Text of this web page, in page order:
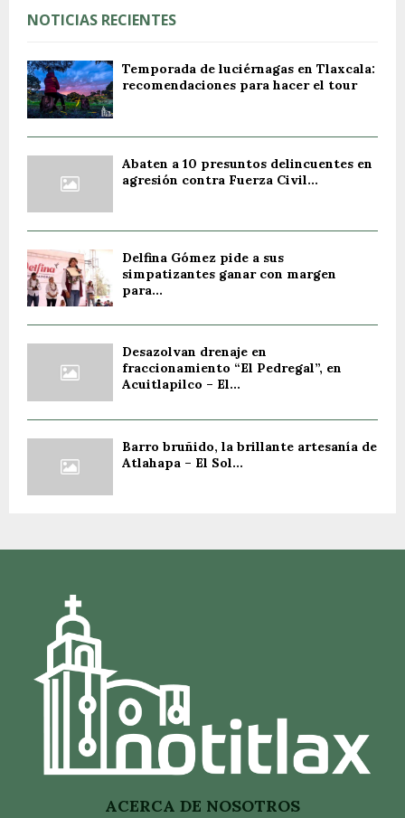
NOTICIAS RECIENTES
Temporada de luciérnagas en Tlaxcala:
recomendaciones para hacer el tour
Abaten a 10 presuntos delincuentes en
agresión contra Fuerza Civil...
Delfina Gómez pide a sus
simpatizantes ganar con margen
para...
Desazolvan drenaje en
fraccionamiento “El Pedregal”, en
Acuitlapilco – El...
Barro bruñido, la brillante artesanía de
Atlahapa – El Sol...
ACERCA DE NOSOTROS